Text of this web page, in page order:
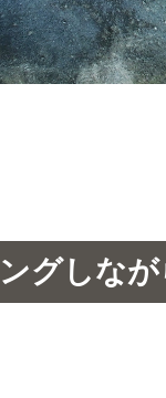
グしな